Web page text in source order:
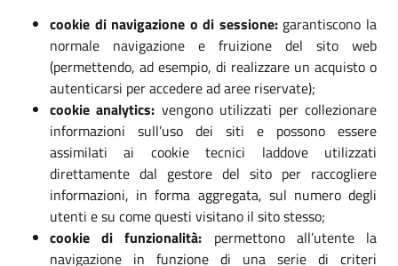
cookie di navigazione o di sessione:garantiscono la
normale navigazione e fruizione del sito web
(permettendo, ad esempio, di realizzare un acquisto o
autenticarsi per accedere ad aree riservate);
cookie analytics: vengono utilizzati per collezionare
informazioni sull’uso dei siti e possono essere
assimilati ai cookie tecnici laddove utilizzati
direttamente dal gestore del sito per raccogliere
informazioni, in forma aggregata, sul numero degli
utenti e su come questi visitano il sito stesso;
cookie di funzionalità: permettono all’utente la
navigazione in funzione di una serie di criteri